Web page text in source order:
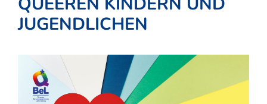
JUGENDLICHEN